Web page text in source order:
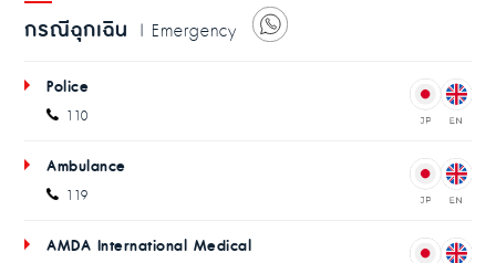
กรณีฉุกเฉิน | Emergency
Police
110
Ambulance
119
AMDA International Medical